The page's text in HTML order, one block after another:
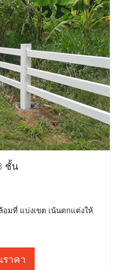
ชั้น
มที่ แบ่งเขต เน้นตกแต่งให้
ราคา